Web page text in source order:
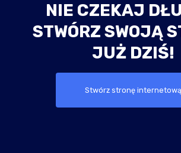
NIE CZEKAJ
STWÓRZ SWOJĄ
JUŻ DZIŚ!
Stwórz stronę internetową